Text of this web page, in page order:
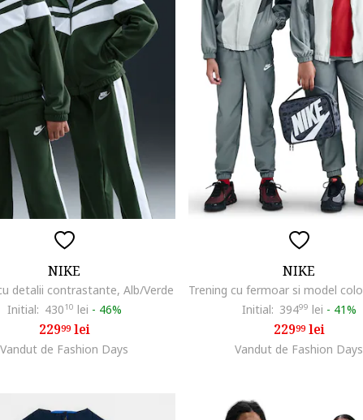
NIKE
detalii contrastante, Alb/Verde
Initial: 43010 lei - 46%
22999lei
Vandut de Fashion Days
NIKE
Initial: 39499 lei - 41%
22999lei
Vandut de Fashion Days